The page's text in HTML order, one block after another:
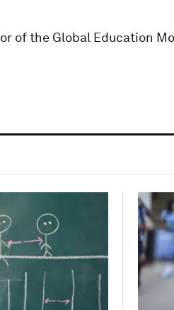
of the Global Education